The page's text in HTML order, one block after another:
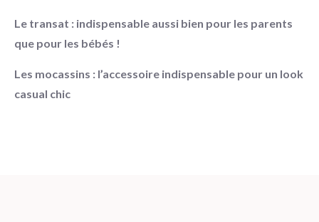
Le transat : indispensable aussi bien pour les parents
que pour les bébés !
Les mocassins : l’accessoire indispensable pour un look
casual chic